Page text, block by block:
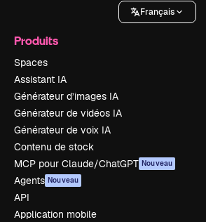
Français
Produits
Spaces
Assistant IA
Générateur d’images IA
Générateur de vidéos IA
Générateur de voix IA
Contenu de stock
MCP pour Claude/ChatGPT Nouveau
Agents Nouveau
API
Application mobile